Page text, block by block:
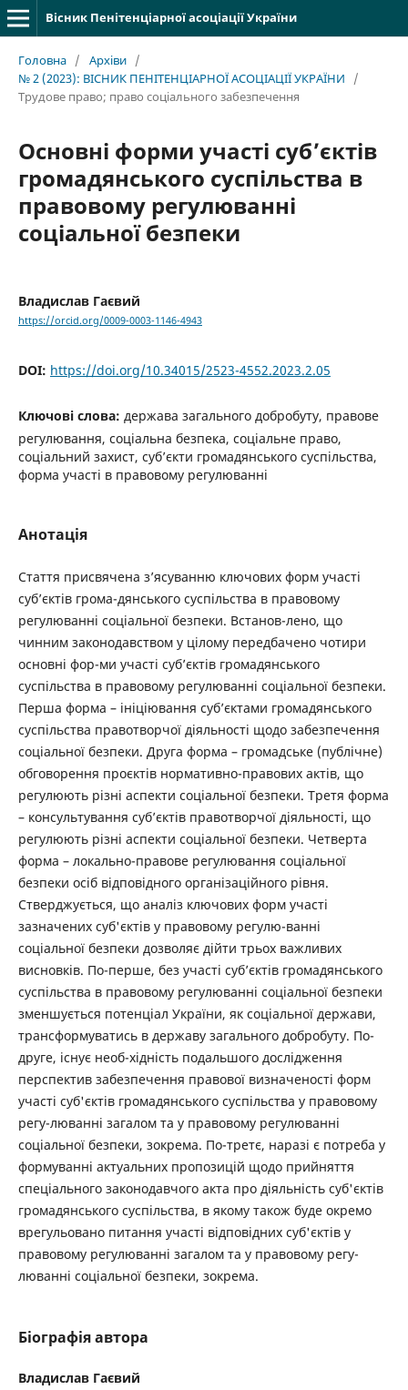
Вісник Пенітенціарної асоціації України
Головна / Архіви /
№ 2 (2023): ВІСНИК ПЕНІТЕНЦІАРНОЇ АСОЦІАЦІЇ УКРАЇНИ
/
Трудове право; право соціального забезпечення
Основні форми участі суб’єктів
громадянського суспільства в
правовому регулюванні
соціальної безпеки
Владислав Гаєвий
https://orcid.org/0009-0003-1146-4943
DOI: https://doi.org/10.34015/2523-4552.2023.2.05
Ключові слова: держава загального добробуту, правове
регулювання, соціальна безпека, соціальне право,
соціальний захист, суб’єкти громадянського суспільства,
форма участі в правовому регулюванні
Анотація
Стаття присвячена з’ясуванню ключових форм участі
суб’єктів грома-дянського суспільства в правовому
регулюванні соціальної безпеки. Встанов-лено, що
чинним законодавством у цілому передбачено чотири
основні фор-ми участі суб’єктів громадянського
суспільства в правовому регулюванні соціальної безпеки.
Перша форма – ініціювання суб’єктами громадянського
суспільства правотворчої діяльності щодо забезпечення
соціальної безпеки. Друга форма – громадське (публічне)
обговорення проєктів нормативно-правових актів, що
регулюють різні аспекти соціальної безпеки. Третя форма
– консультування суб’єктів правотворчої діяльності, що
регулюють різні аспекти соціальної безпеки. Четверта
форма – локально-правове регулювання соціальної
безпеки осіб відповідного організаційного рівня.
Стверджується, що аналіз ключових форм участі
зазначених суб'єктів у правовому регулю-ванні
соціальної безпеки дозволяє дійти трьох важливих
висновків. По-перше, без участі суб’єктів громадянського
суспільства в правовому регулюванні соціальної безпеки
зменшується потенціал України, як соціальної держави,
трансформуватись в державу загального добробуту. По-
друге, існує необ-хідність подальшого дослідження
перспектив забезпечення правової визначеності форм
участі суб'єктів громадянського суспільства у правовому
регу-люванні загалом та у правовому регулюванні
соціальної безпеки, зокрема. По-третє, наразі є потреба у
формуванні актуальних пропозицій щодо прийняття
спеціального законодавчого акта про діяльність суб'єктів
громадянського суспільства, в якому також буде окремо
врегульовано питання участі відповідних суб'єктів у
правовому регулюванні загалом та у правовому регу-
люванні соціальної безпеки, зокрема.
Біографія автора
Владислав Гаєвий